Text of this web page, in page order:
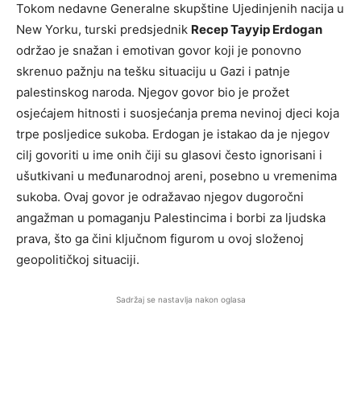
Tokom nedavne Generalne skupštine Ujedinjenih nacija u
New Yorku, turski predsjednik Recep Tayyip Erdogan
održao je snažan i emotivan govor koji je ponovno
skrenuo pažnju na tešku situaciju u Gazi i patnje
palestinskog naroda. Njegov govor bio je prožet
osjećajem hitnosti i suosjećanja prema nevinoj djeci koja
trpe posljedice sukoba. Erdogan je istakao da je njegov
cilj govoriti u ime onih čiji su glasovi često ignorisani i
ušutkivani u međunarodnoj areni, posebno u vremenima
sukoba. Ovaj govor je odražavao njegov dugoročni
angažman u pomaganju Palestincima i borbi za ljudska
prava, što ga čini ključnom figurom u ovoj složenoj
geopolitičkoj situaciji.
Sadržaj se nastavlja nakon oglasa